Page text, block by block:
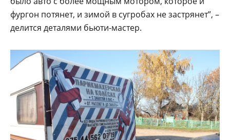
фургон потянет, и зимой в сугробах не застрянет”, –
делится деталями бьюти-мастер.